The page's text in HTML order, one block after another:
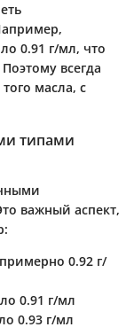
0.91 г/мл, что
всегда
масла, с
типами
важный аспект,
0.92 г/
0.91 г/мл
0.93 г/мл